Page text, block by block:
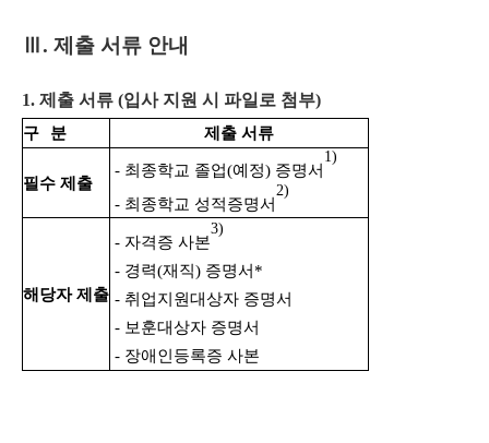
. 제출 서류 안내
1. 제출 서류 (입사 지원 시 파일로 첨부)
구 분 제출 서류
필수 제출
- 최종학교 졸업(예정) 증명서
1)
- 최종학교 성적증명서
2)
해당자 제출
- 자격증 사본
3)
- 경력(재직) 증명서*
- 취업지원대상자 증명서
- 보훈대상자 증명서
- 장애인등록증 사본